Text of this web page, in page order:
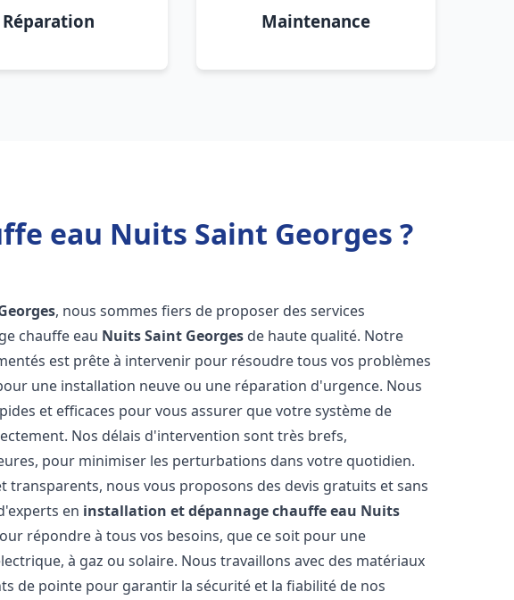
Réparation Maintenance
eau Nuits Saint Georges ?
, nous sommes fiers de proposer des services
chauffe eau Nuits Saint Georges de haute qualité. Notre
est prête à intervenir pour résoudre tous vos problèmes
une installation neuve ou une réparation d'urgence. Nous
et efficaces pour vous assurer que votre système de
Nos délais d'intervention sont très brefs,
pour minimiser les perturbations dans votre quotidien.
transparents, nous vous proposons des devis gratuits et sans
en installation et dépannage chauffe eau Nuits
répondre à tous vos besoins, que ce soit pour une
à gaz ou solaire. Nous travaillons avec des matériaux
de pointe pour garantir la sécurité et la fiabilité de nos